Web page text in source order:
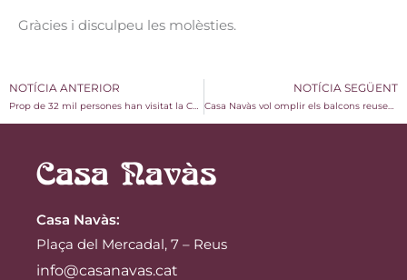
Gràcies i disculpeu les molèsties.
NOTÍCIA ANTERIOR
Prop de 32 mil persones han visitat la Casa Navàs durant el 2019
NOTÍCIA SEGÜENT
Casa Navàs vol omplir els balcons reusencs de roses per Sant Jordi
Casa Navàs:
Plaça del Mercadal, 7 – Reus
info@casanavas.cat